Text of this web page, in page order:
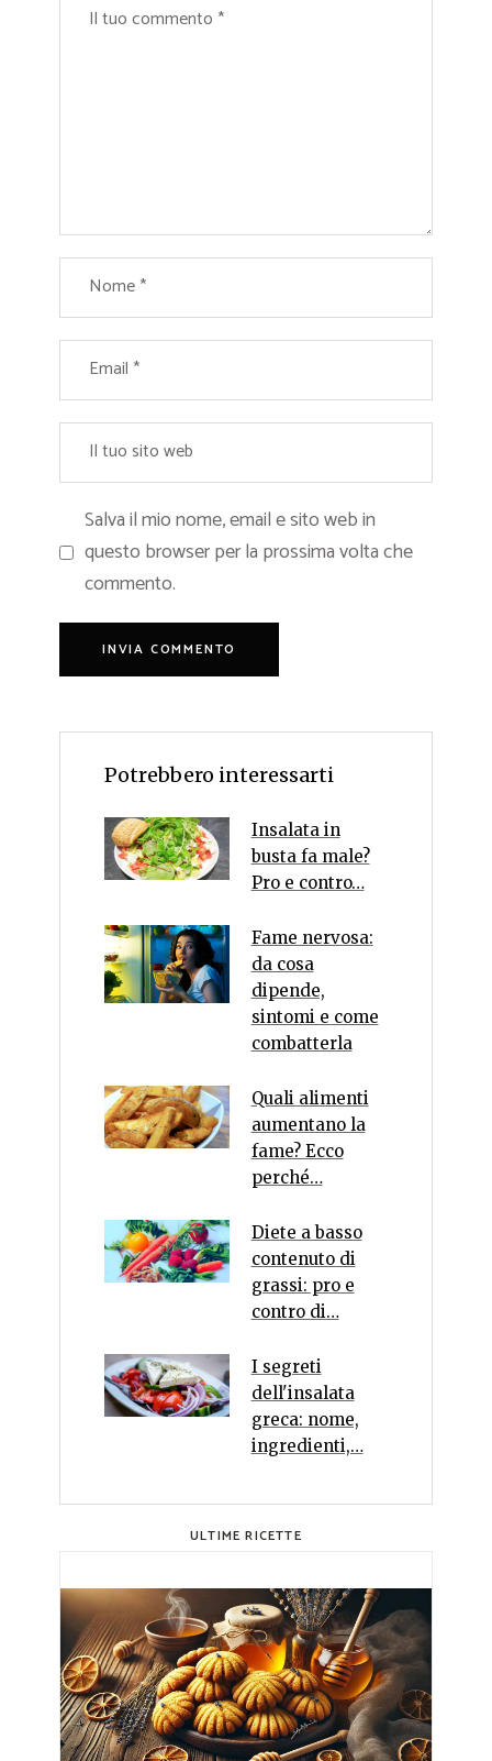
Salva il mio nome, email e sito web in
questo browser per la prossima volta che
commento.
Potrebbero interessarti
Insalata in
busta fa male?
Pro e contro…
Fame nervosa:
da cosa
dipende,
sintomi e come
combatterla
Quali alimenti
aumentano la
fame? Ecco
perché…
Diete a basso
contenuto di
grassi: pro e
contro di…
I segreti
dell'insalata
greca: nome,
ingredienti,…
ULTIME RICETTE